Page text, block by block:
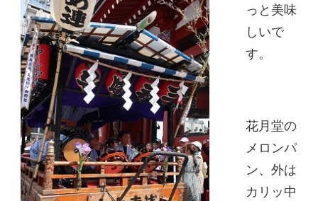
っと美味
しいで
す。
花月堂の
メロンパ
ン、外は
カリッ中